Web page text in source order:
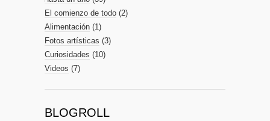
El comienzo de todo (2)
Alimentación (1)
Fotos artísticas (3)
Curiosidades (10)
Videos (7)
BLOGROLL